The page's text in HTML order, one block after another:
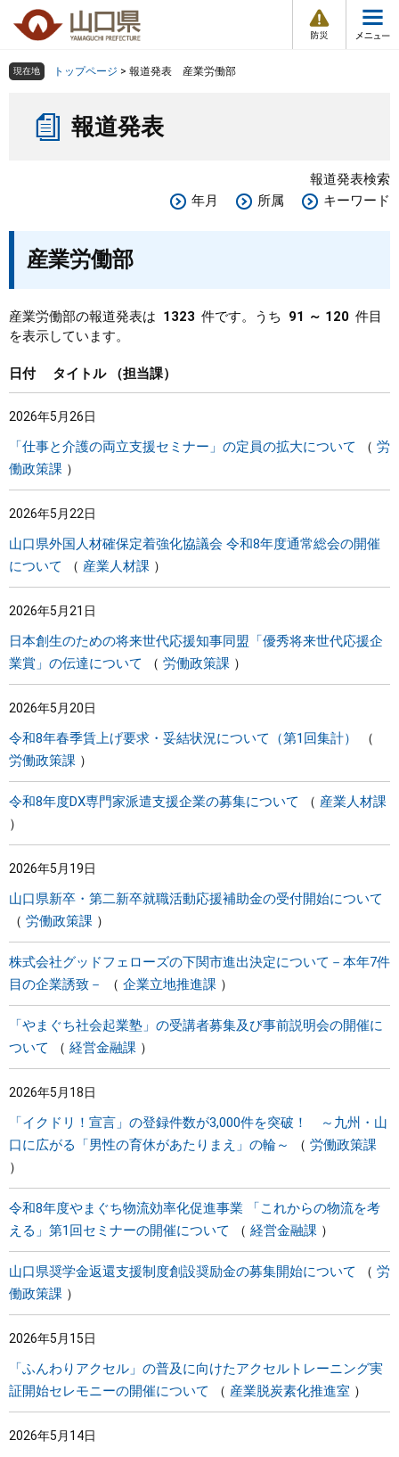
の
ー
メ
組織で探す
Other Languages
くらし・環境
教育・文化・スポーツ
しごと・産業・観光
県政情報
現在地 トップページ > 報道発表 産業労働部
報道発表
報道発表検索
年月
所属 キーワード
産業労働部
産業労働部の報道発表は 1323 件です。うち 91 ～ 120 件目
を表示しています。
日付 タイトル 担当課
2026年5月26日
「仕事と介護の両立支援セミナー」の定員の拡大について
労
働政策課
2026年5月22日
山口県外国人材確保定着強化協議会 令和8年度通常総会の開催
について
産業人材課
2026年5月21日
日本創生のための将来世代応援知事同盟「優秀将来世代応援企
業賞」の伝達について
労働政策課
2026年5月20日
令和8年春季賃上げ要求・妥結状況について（第1回集計）
労働政策課
令和8年度DX専門家派遣支援企業の募集について 産業人材課
2026年5月19日
山口県新卒・第二新卒就職活動応援補助金の受付開始について
労働政策課
株式会社グッドフェローズの下関市進出決定について－本年7件
目の企業誘致－
企業立地推進課
「やまぐち社会起業塾」の受講者募集及び事前説明会の開催に
ついて
経営金融課
2026年5月18日
「イクドリ！宣言」の登録件数が3,000件を突破！ ～九州・山
口に広がる「男性の育休があたりまえ」の輪～
労働政策課
令和8年度やまぐち物流効率化促進事業 「これからの物流を考
える」第1回セミナーの開催について
経営金融課
山口県奨学金返還支援制度創設奨励金の募集開始について
労
働政策課
2026年5月15日
「ふんわりアクセル」の普及に向けたアクセルトレーニング実
証開始セレモニーの開催について
産業脱炭素化推進室
2026年5月14日